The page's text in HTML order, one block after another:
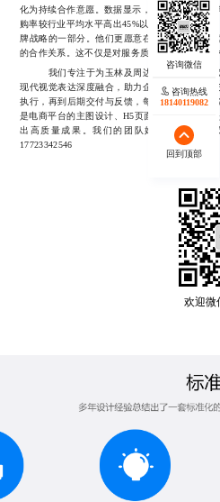
化为持续合作意愿。数据显示，实施标准化流程
购率较行业平均水平高出45%以上。更重要的是
牌战略的一部分。他们更愿意在新品发布、节
的合作关系。这不仅是对服务质量的认可，更是
我们专注于为玉林及周边地区的品牌提供
现代视觉表达深度融合，助力企业实现品牌形
执行，再到后期交付与反馈，每一步我们都以
是电商平台的主图设计、H5页面的插画配套，
出高质量成果。我们的团队始终坚持以客
17723342546
欢迎微
咨询热线
18140119082
回到顶部